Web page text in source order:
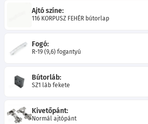
Ajtó színe:
116 KORPUSZ FEHÉR bútorlap
Fogó:
R-19 (9,6) fogantyú
Bútorláb:
SZ1 láb fekete
Kivetőpánt:
Normál ajtópánt